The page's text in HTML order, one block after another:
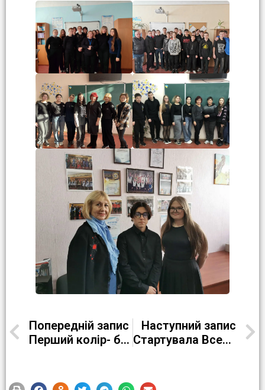
Попередній запис
Перший колір- білий
Наступний запис
Стартувала Всеукраїнська акція «16 днів проти насильства»